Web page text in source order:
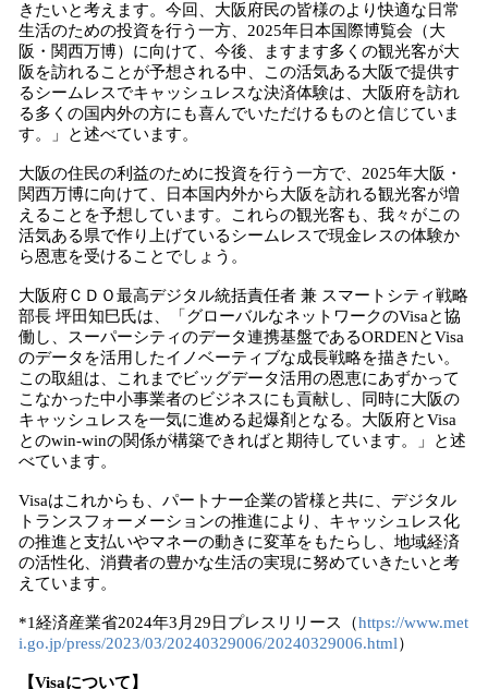
きたいと考えます。今回、大阪府民の皆様のより快適な日常
生活のための投資を行う一方、2025年日本国際博覧会（大
阪・関西万博）に向けて、今後、ますます多くの観光客が大
阪を訪れることが予想される中、この活気ある大阪で提供す
るシームレスでキャッシュレスな決済体験は、大阪府を訪れ
る多くの国内外の方にも喜んでいただけるものと信じていま
す。」と述べています。
大阪の住民の利益のために投資を行う一方で、2025年大阪・
関西万博に向けて、日本国内外から大阪を訪れる観光客が増
えることを予想しています。これらの観光客も、我々がこの
活気ある県で作り上げているシームレスで現金レスの体験か
ら恩恵を受けることでしょう。
大阪府ＣＤＯ最高デジタル統括責任者 兼 スマートシティ戦略
部長 坪田知巳氏は、「グローバルなネットワークのVisaと協
働し、スーパーシティのデータ連携基盤であるORDENとVisa
のデータを活用したイノベーティブな成長戦略を描きたい。
この取組は、これまでビッグデータ活用の恩恵にあずかって
こなかった中小事業者のビジネスにも貢献し、同時に大阪の
キャッシュレスを一気に進める起爆剤となる。大阪府とVisa
とのwin-winの関係が構築できればと期待しています。」と述
べています。
Visaはこれからも、パートナー企業の皆様と共に、デジタル
トランスフォーメーションの推進により、キャッシュレス化
の推進と支払いやマネーの動きに変革をもたらし、地域経済
の活性化、消費者の豊かな生活の実現に努めていきたいと考
えています。
*1経済産業省2024年3月29日プレスリリース（https://www.met
i.go.jp/press/2023/03/20240329006/20240329006.html）
【Visaについて】